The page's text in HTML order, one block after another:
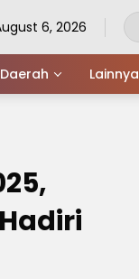
6, 2026
Lainnya